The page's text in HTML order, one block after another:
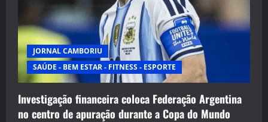
JORNAL CAMBORIU
SAÚDE - BEM ESTAR - FITNESS - ESPORTE
Investigação financeira coloca Federação Argentina
no centro de apuração durante a Copa do Mundo